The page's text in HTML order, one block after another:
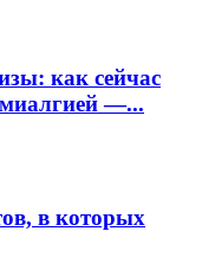
как сейчас
—...
в которых